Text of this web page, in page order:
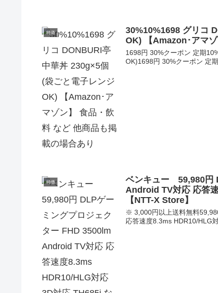
特価
30%10%1698 グリコ
OK) 【Amazon･アマ
1698円 30%クーポン 定期
OK)1698円 30%クーポン 定
特価
ベンキュー 59,980円
Android TV対応 応答
【NTT-X Store】
※ 3,000円以上送料無料
応答速度8.3ms HDR10/HLG